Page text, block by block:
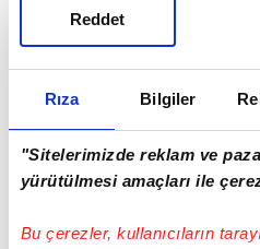
Rıza Bilgiler
"Sitelerimizde reklam ve
yürütülmesi amaçları ile
Bu çerezler, kullanıcıların
Reddet